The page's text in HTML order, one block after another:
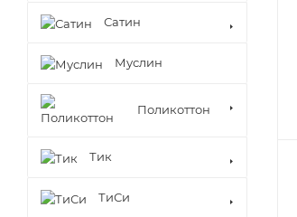
Сатин
Муслин
Поликоттон
Тик
ТиСи